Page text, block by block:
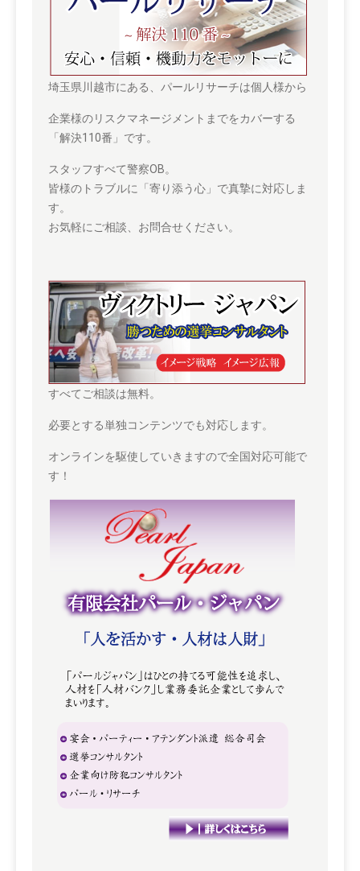
埼玉県川越市にある、パールリサーチは個人様から
企業様のリスクマネージメントまでをカバーする
「解決110番」です。
スタッフすべて警察OB。
皆様のトラブルに「寄り添う心」で真摯に対応しま
す。
お気軽にご相談、お問合せください。
すべてご相談は無料。
必要とする単独コンテンツでも対応します。
オンラインを駆使していきますので全国対応可能で
す！